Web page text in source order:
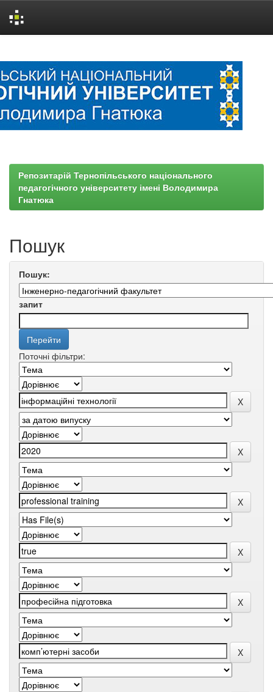
Репозитарій Тернопільського національного
педагогічного університету імені Володимира
Гнатюка
Пошук
Пошук:
запит
Поточні фільтри: